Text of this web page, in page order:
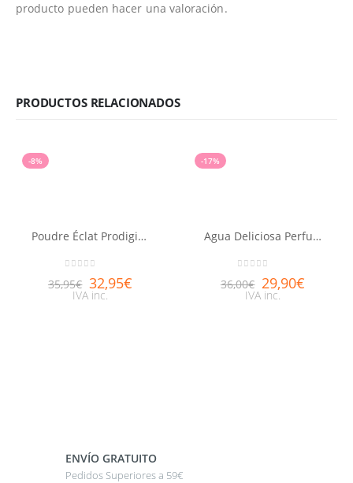
producto pueden hacer una valoración.
PRODUCTOS RELACIONADOS
-8%
Poudre Éclat Prodigieux® NUXE 25g
35,95€ 32,95€
IVA inc.
-17%
Agua Deliciosa Perfumada NUXE 100ml
36,00€ 29,90€
IVA inc.
ENVÍO GRATUITO
Pedidos Superiores a 59€